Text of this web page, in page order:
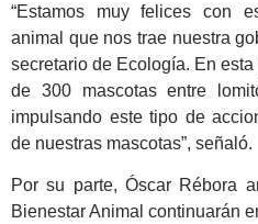
“Estamos muy felices con
animal que nos trae nuestra
secretario de Ecología. En
de 300 mascotas entre
impulsando este tipo de
de nuestras mascotas”, señaló.
Por su parte, Óscar Rébora
Bienestar Animal continuarán